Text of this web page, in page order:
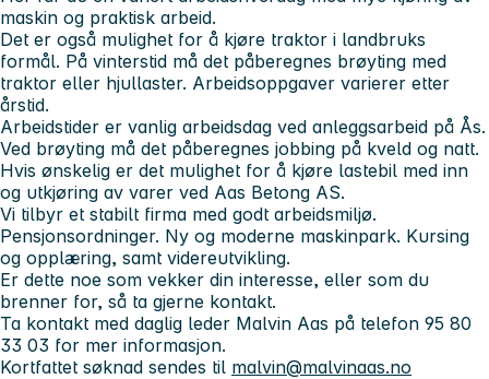
maskin og praktisk arbeid.
Det er også mulighet for å kjøre traktor i landbruks
formål. På vinterstid må det påberegnes brøyting med
traktor eller hjullaster. Arbeidsoppgaver varierer etter
årstid.
Arbeidstider er vanlig arbeidsdag ved anleggsarbeid på Ås.
Ved brøyting må det påberegnes jobbing på kveld og natt.
Hvis ønskelig er det mulighet for å kjøre lastebil med inn
og utkjøring av varer ved Aas Betong AS.
Vi tilbyr et stabilt firma med godt arbeidsmiljø.
Pensjonsordninger. Ny og moderne maskinpark. Kursing
og opplæring, samt videreutvikling.
Er dette noe som vekker din interesse, eller som du
brenner for, så ta gjerne kontakt.
Ta kontakt med daglig leder Malvin Aas på telefon 95 80
33 03 for mer informasjon.
Kortfattet søknad sendes til malvin@malvinaas.no